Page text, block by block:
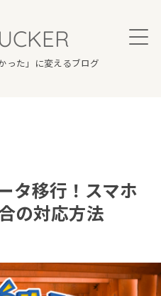
った」に変えるブログ
タ移行！スマホ
の対応方法